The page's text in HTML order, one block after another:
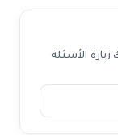
الأسئلة